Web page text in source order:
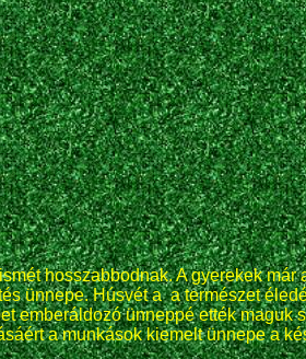
hosszabbodnak. A gyerekek
ünnepe. Húsvét a a természet
emberáldozó ünneppé ették maguk
a munkások kiemelt ünnepe a